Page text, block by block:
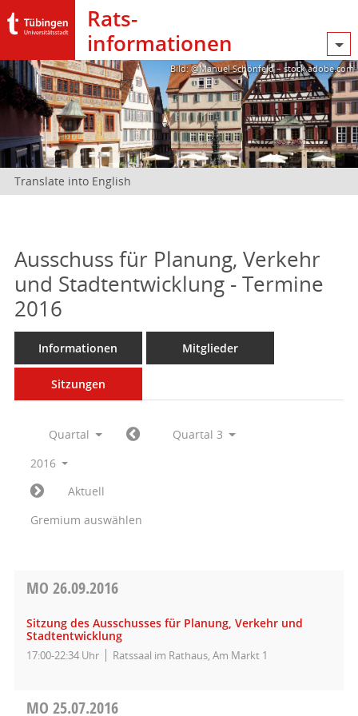
Rats­
informationen
Bild: @Manuel Schönfeld – stock.adobe.com
Translate into English
Ausschuss für Planung, Verkehr
und Stadtentwicklung - Termine
2016
Informationen Mitglieder
Sitzungen
Quartal
Quartal 3
2016
Aktuell
Gremium auswählen
MO 26.09.2016
Sitzung des Ausschusses für Planung, Verkehr und
Stadtentwicklung
17:00-22:34 Uhr Ratssaal im Rathaus, Am Markt 1
MO 25.07.2016